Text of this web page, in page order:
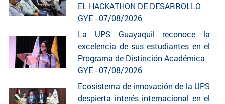
EL HACKATHON DE DESARROLLO
GYE - 07/08/2026
La UPS Guayaquil reconoce la
excelencia de sus estudiantes en el
Programa de Distinción Académica
GYE - 07/08/2026
Ecosistema de innovación de la UPS
despierta interés internacional en el